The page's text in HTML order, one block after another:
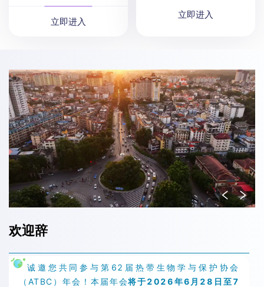
立即进入
立即进入
欢迎辞
诚邀您共同参与第62届热带生物学与保护协会
（ATBC）年会！本届年会将于2026年6月28日至7